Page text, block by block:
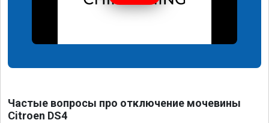
Частые вопросы про отключение мочевины
Citroen DS4